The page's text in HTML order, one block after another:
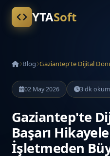
YTASoft
Blog Gaziantep'te Dijital
02 May 2026 3 dk
Gaziantep'te
Başarı
İşletmeden